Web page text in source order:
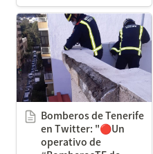
Bomberos de Tenerife en
Twitter: "🔴Un operativo
de #BomberosTF de
Santa Cruz 🚒 intervino
esta tarde en dos
saneamientos en edificios
de la capital tinerfeña 👨‍🚒
➡️ Daños en cornisa en la
Bomberos de Tenerife
en Twitter: "🔴Un
operativo de